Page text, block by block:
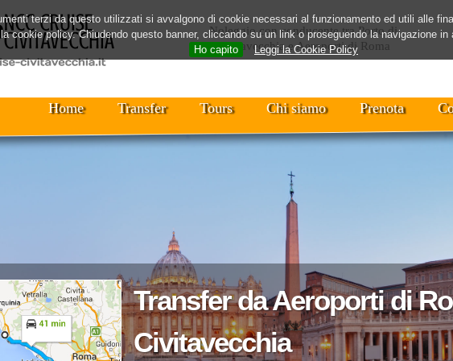
terzi da questo utilizzati si avvalgono di cookie necessari al funzionamento ed utili alle
cookie policy. Chiudendo questo banner, cliccando su un link o proseguendo la navigazione
Ho capito
Leggi la Cookie Policy
Noleggio con conducente tra Porto di
Civitavecchia e Aeroporti di Roma
Home Transfer Tours Chi siamo Prenota
Transfer da Aeroporti di
Civitavecchia